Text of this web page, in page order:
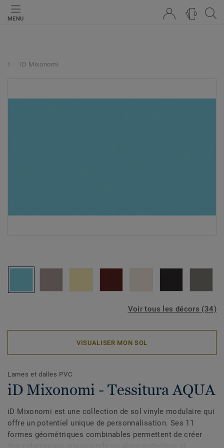
MENU
0
iD Mixonomi
Voir tous les décors (34)
VISUALISER MON SOL
Lames et dalles PVC
iD Mixonomi - Tessitura AQUA
iD Mixonomi est une collection de sol vinyle modulaire qui
offre un potentiel unique de personnalisation. Ses 11
formes géométriques combinables permettent de créer